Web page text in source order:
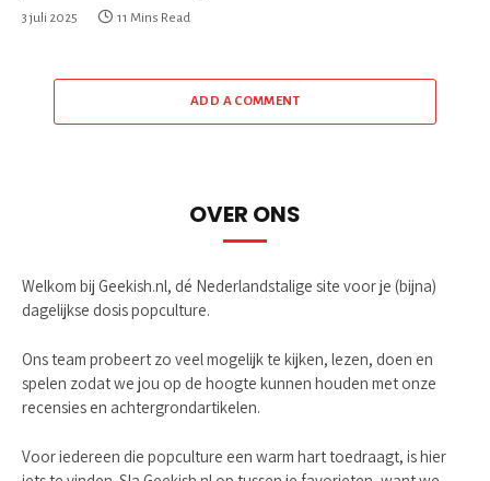
3 juli 2025 11 Mins Read
ADD A COMMENT
OVER ONS
Welkom bij Geekish.nl, dé Nederlandstalige site voor je (bijna)
dagelijkse dosis popculture.
Ons team probeert zo veel mogelijk te kijken, lezen, doen en
spelen zodat we jou op de hoogte kunnen houden met onze
recensies en achtergrondartikelen.
Voor iedereen die popculture een warm hart toedraagt, is hier